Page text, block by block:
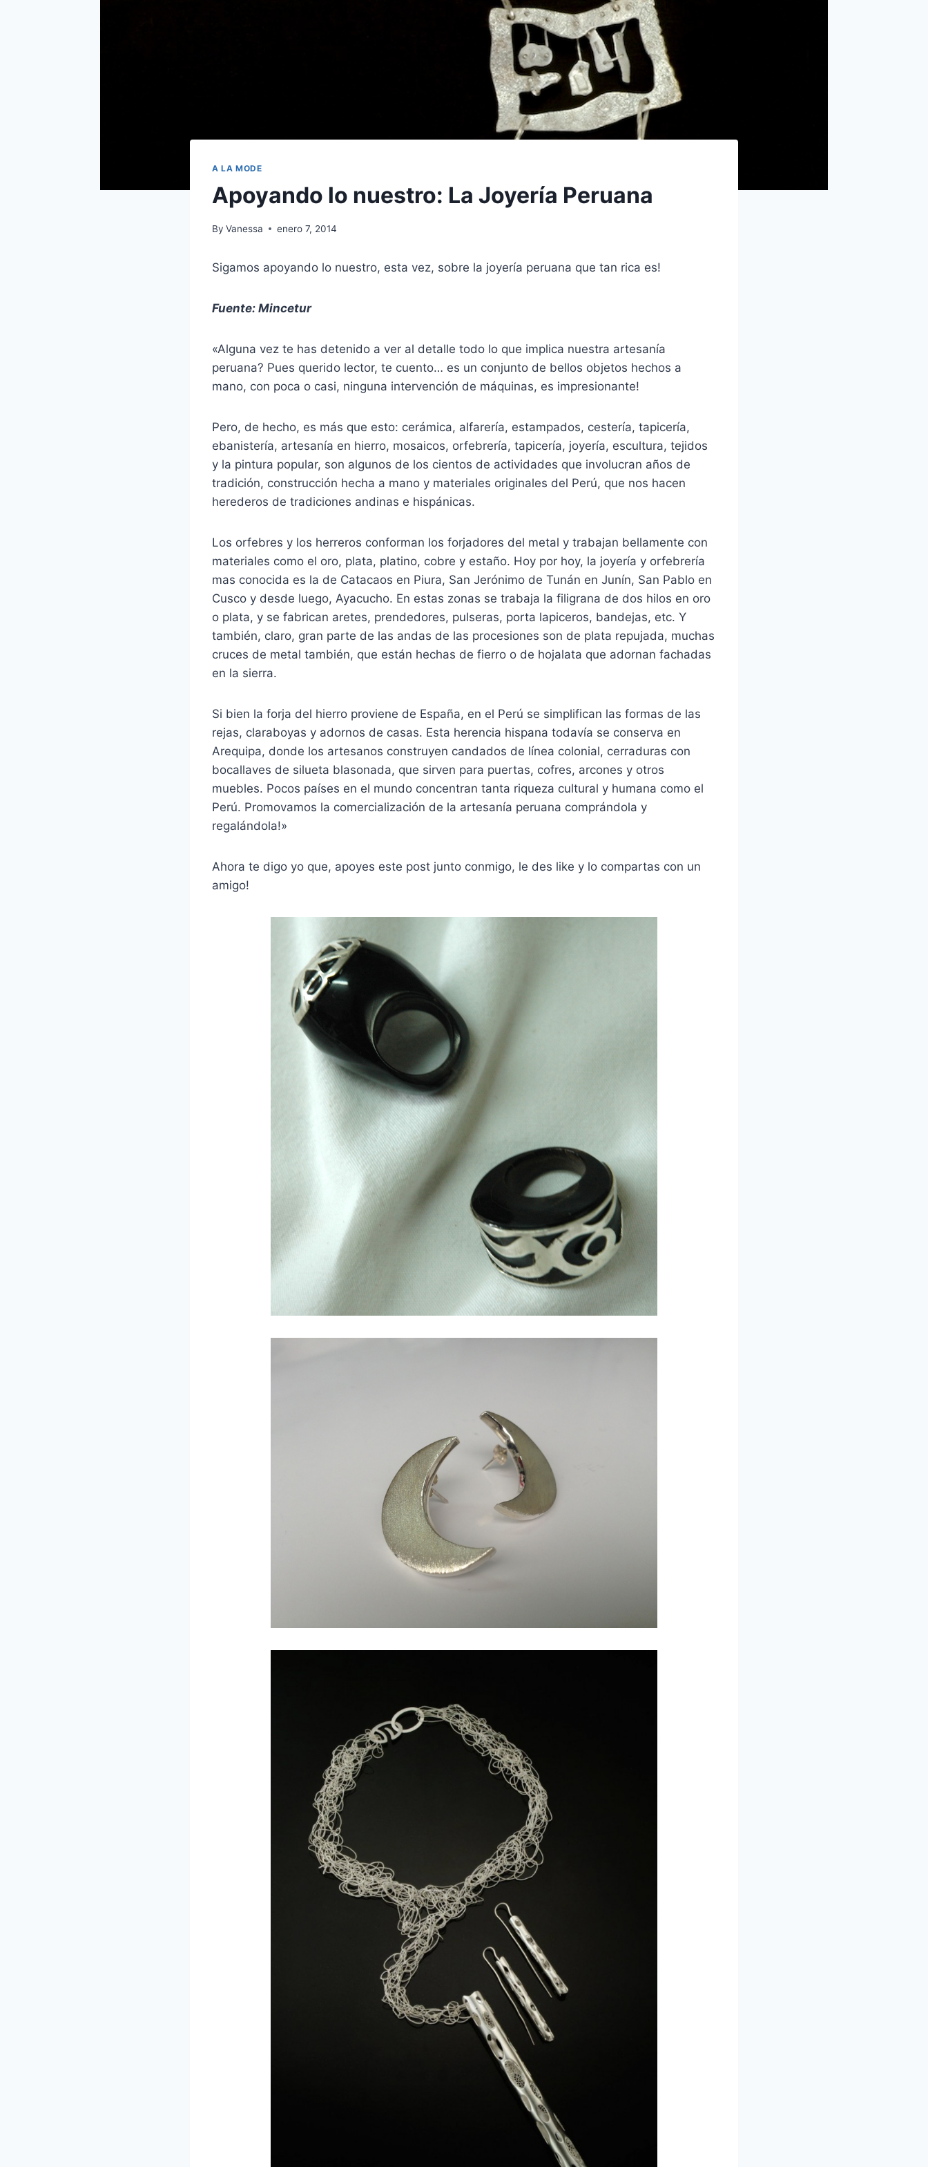
A LA MODE
Apoyando lo nuestro: La Joyería Peruana
By Vanessa enero 7, 2014
Sigamos apoyando lo nuestro, esta vez, sobre la joyería peruana que tan rica es!
Fuente: Mincetur
«Alguna vez te has detenido a ver al detalle todo lo que implica nuestra artesanía
peruana? Pues querido lector, te cuento… es un conjunto de bellos objetos hechos a
mano, con poca o casi, ninguna intervención de máquinas, es impresionante!
Pero, de hecho, es más que esto: cerámica, alfarería, estampados, cestería, tapicería,
ebanistería, artesanía en hierro, mosaicos, orfebrería, tapicería, joyería, escultura, tejidos
y la pintura popular, son algunos de los cientos de actividades que involucran años de
tradición, construcción hecha a mano y materiales originales del Perú, que nos hacen
herederos de tradiciones andinas e hispánicas.
Los orfebres y los herreros conforman los forjadores del metal y trabajan bellamente con
materiales como el oro, plata, platino, cobre y estaño. Hoy por hoy, la joyería y orfebrería
mas conocida es la de Catacaos en Piura, San Jerónimo de Tunán en Junín, San Pablo en
Cusco y desde luego, Ayacucho. En estas zonas se trabaja la filigrana de dos hilos en oro
o plata, y se fabrican aretes, prendedores, pulseras, porta lapiceros, bandejas, etc. Y
también, claro, gran parte de las andas de las procesiones son de plata repujada, muchas
cruces de metal también, que están hechas de fierro o de hojalata que adornan fachadas
en la sierra.
Si bien la forja del hierro proviene de España, en el Perú se simplifican las formas de las
rejas, claraboyas y adornos de casas. Esta herencia hispana todavía se conserva en
Arequipa, donde los artesanos construyen candados de línea colonial, cerraduras con
bocallaves de silueta blasonada, que sirven para puertas, cofres, arcones y otros
muebles. Pocos países en el mundo concentran tanta riqueza cultural y humana como el
Perú. Promovamos la comercialización de la artesanía peruana comprándola y
regalándola!»
Ahora te digo yo que, apoyes este post junto conmigo, le des like y lo compartas con un
amigo!